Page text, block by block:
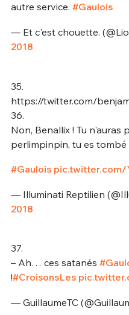
autre service. #Gaulois
— Et c'est chouette.
2018
35.
https://twitter.com/
36.
Non, Benallix ! Tu n'auras
perlimpinpin, tu es
#Gaulois pic.twitter.com/
— Illuminati Reptilien
2018
37.
– Ah… ces satanés
!#CroisonsLes
— GuillaumeTC